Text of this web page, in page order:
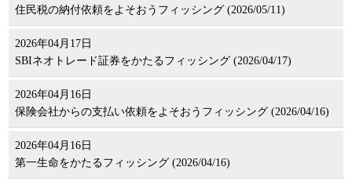
住民税の納付依頼をよそおうフィッシング (2026/05/11)
2026年04月17日
SBIネオトレード証券をかたるフィッシング (2026/04/17)
2026年04月16日
保険会社からの支払い依頼をよそおうフィッシング (2026/04/16)
2026年04月16日
第一生命をかたるフィッシング (2026/04/16)